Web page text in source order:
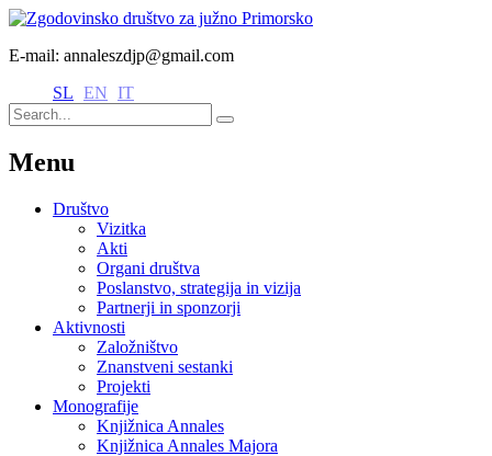
E-mail: annaleszdjp@gmail.com
SL EN IT
Menu
Društvo
Vizitka
Akti
Organi društva
Poslanstvo, strategija in vizija
Partnerji in sponzorji
Aktivnosti
Založništvo
Znanstveni sestanki
Projekti
Monografije
Knjižnica Annales
Knjižnica Annales Majora